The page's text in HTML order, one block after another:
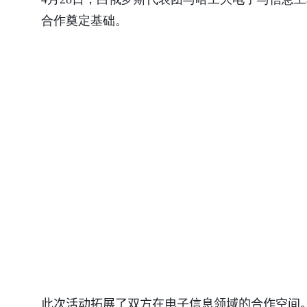
合作奠定基础。
此次活动拓展了双方在电子信息领域的合作空间